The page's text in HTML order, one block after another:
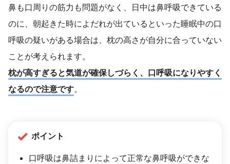
鼻も口周りの筋力も問題がなく、日中は鼻呼吸できている
のに、朝起きた時によだれが出ているといった睡眠中の口
呼吸の疑いがある場合は、枕の高さが自分に合っていない
ことが考えられます。
枕が高すぎると気道が確保しづらく、口呼吸になりやすく
なるので注意です。
ポイント
口呼吸は鼻詰まりによって正常な鼻呼吸ができな